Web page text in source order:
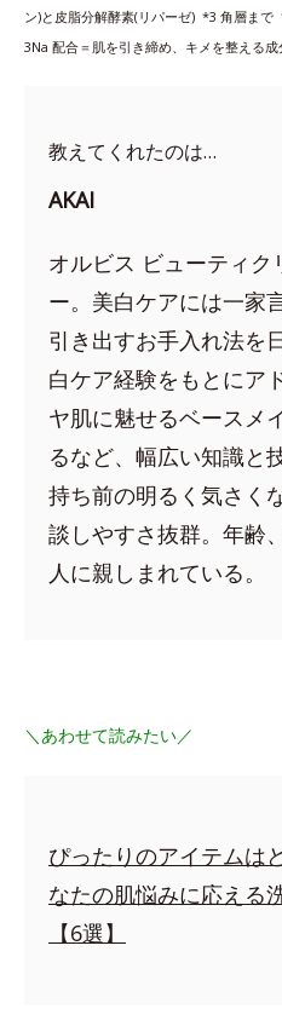
ン)と皮脂分解酵素(リパーゼ) *3 角層まで
3Na 配合＝肌を引き締め、キメを整える成
教えてくれたのは…
AKAI
オルビス ビューティク
ー。美白ケアには一家
引き出すお手入れ法を
白ケア経験をもとにア
ヤ肌に魅せるベースメ
るなど、幅広い知識と
持ち前の明るく気さく
談しやすさ抜群。年齢
人に親しまれている。
＼あわせて読みたい／
ぴったりのアイテムは
なたの肌悩みに応える
【6選】